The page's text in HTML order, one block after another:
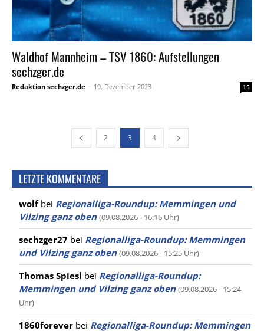
Waldhof Mannheim – TSV 1860: Aufstellungen
sechzger.de
Redaktion sechzger.de - 19. Dezember 2023 15
2 3 4
LETZTE KOMMENTARE
wolfbei Regionalliga-Roundup: Memmingen und
Vilzing ganz oben (09.08.2026 - 16:16 Uhr)
sechzger27 bei Regionalliga-Roundup: Memmingen
und Vilzing ganz oben (09.08.2026 - 15:25 Uhr)
Thomas Spiesl bei Regionalliga-Roundup:
Memmingen und Vilzing ganz oben (09.08.2026 - 15:24
Uhr)
1860forever bei Regionalliga-Roundup: Memmingen